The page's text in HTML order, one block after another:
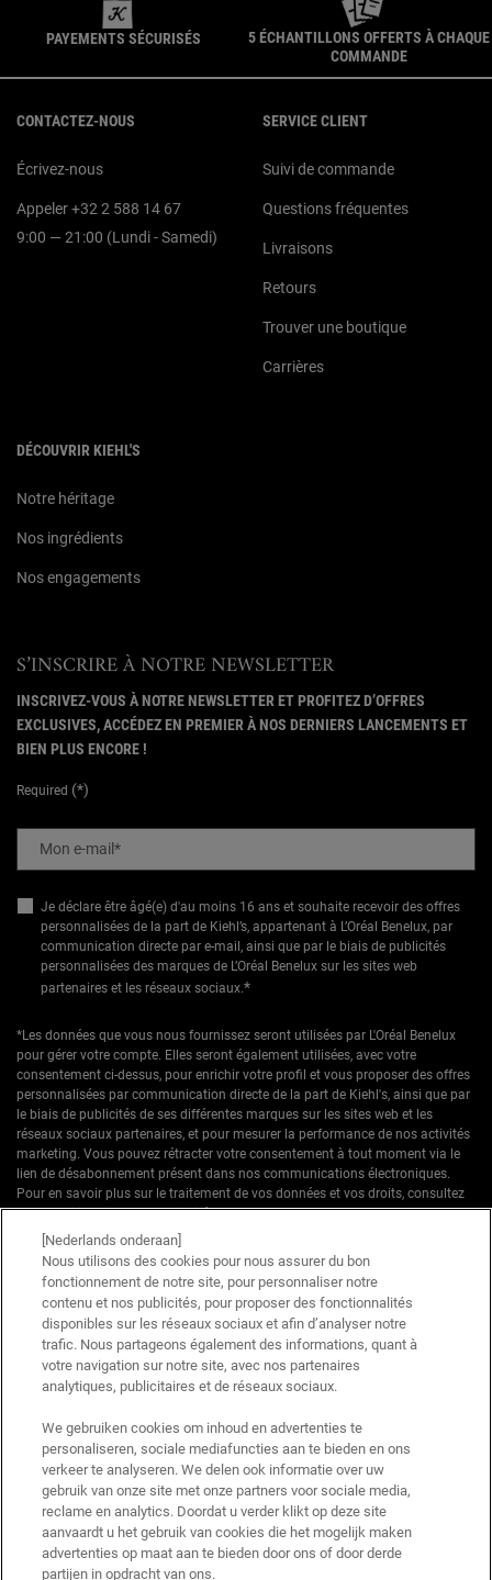
PAYEMENTS SÉCURISÉS
5 ÉCHANTILLONS OFFERTS À CHAQUE
COMMANDE
CONTACTEZ-NOUS
Écrivez-nous
Appeler +32 2 588 14 67
9:00 — 21:00 (Lundi - Samedi)
SERVICE CLIENT
Suivi de commande
Questions fréquentes
Livraisons
Retours
Trouver une boutique
Carrières
DÉCOUVRIR KIEHL'S
Notre héritage
Nos ingrédients
Nos engagements
S’INSCRIRE À NOTRE NEWSLETTER
INSCRIVEZ-VOUS À NOTRE NEWSLETTER ET PROFITEZ D’OFFRES
EXCLUSIVES, ACCÉDEZ EN PREMIER À NOS DERNIERS LANCEMENTS ET
BIEN PLUS ENCORE !
Required (*)
Mon e-mail*
Je déclare être âgé(e) d'au moins 16 ans et souhaite recevoir des offres
personnalisées de la part de Kiehl’s, appartenant à L’Oréal Benelux, par
communication directe par e-mail, ainsi que par le biais de publicités
personnalisées des marques de L’Oréal Benelux sur les sites web
partenaires et les réseaux sociaux.*
*Les données que vous nous fournissez seront utilisées par L'Oréal Benelux
pour gérer votre compte. Elles seront également utilisées, avec votre
consentement ci-dessus, pour enrichir votre profil et vous proposer des offres
personnalisées par communication directe de la part de Kiehl's, ainsi que par
le biais de publicités de ses différentes marques sur les sites web et les
réseaux sociaux partenaires, et pour mesurer la performance de nos activités
marketing. Vous pouvez rétracter votre consentement à tout moment via le
lien de désabonnement présent dans nos communications électroniques.
Pour en savoir plus sur le traitement de vos données et vos droits, consultez
notrePolitique de confidentialité.
* Offre de bienvenue valable pour une première commande. Non cumulable
avec d'autres offres ou promotions en cours, mais cumulable avec les offres
'Cadeau avec achat' . Utilisation limitée à une seule fois par client. Non
applicable sur les éditions limitées & ensembles.
Ce site est protégé par Cloudflare et la politique de confidentialité et les conditions
dutilisation sappliquent.
S’INSCRIRE
Informations sur le fabricant
[Nederlands onderaan]
Nous utilisons des cookies pour nous assurer du bon
fonctionnement de notre site, pour personnaliser notre
contenu et nos publicités, pour proposer des fonctionnalités
disponibles sur les réseaux sociaux et afin d’analyser notre
trafic. Nous partageons également des informations, quant à
votre navigation sur notre site, avec nos partenaires
analytiques, publicitaires et de réseaux sociaux.
We gebruiken cookies om inhoud en advertenties te
personaliseren, sociale mediafuncties aan te bieden en ons
verkeer te analyseren. We delen ook informatie over uw
gebruik van onze site met onze partners voor sociale media,
reclame en analytics. Doordat u verder klikt op deze site
aanvaardt u het gebruik van cookies die het mogelijk maken
advertenties op maat aan te bieden door ons of door derde
partijen in opdracht van ons.